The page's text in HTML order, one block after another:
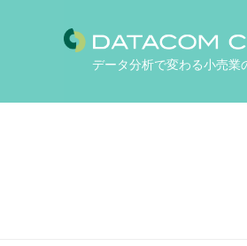
データ分析で変わる小売業